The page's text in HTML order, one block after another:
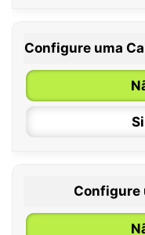
Configure uma
Configure